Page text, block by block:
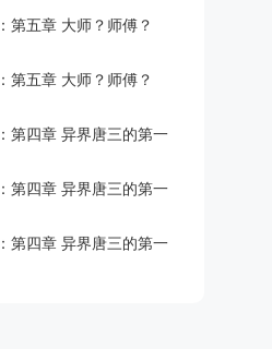
第五章 大师？师傅？
第五章 大师？师傅？
第四章 异界唐三的第一
第四章 异界唐三的第一
第四章 异界唐三的第一